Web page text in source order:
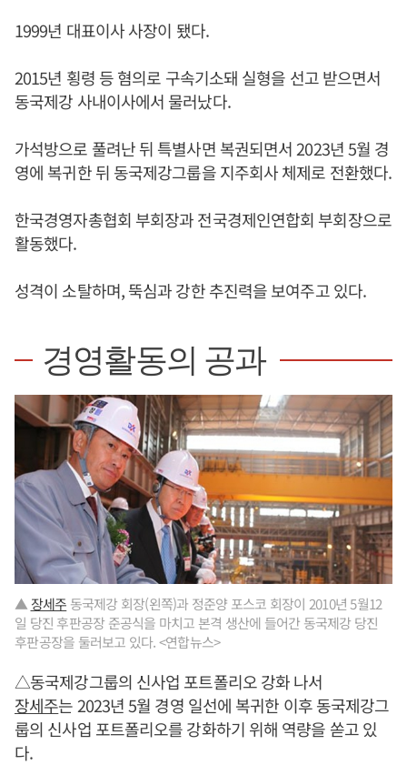
1999년 대표이사 사장이 됐다.
2015년 횡령 등 혐의로 구속기소돼 실형을 선고 받으면서
동국제강 사내이사에서 물러났다.
가석방으로 풀려난 뒤 특별사면 복권되면서 2023년 5월 경
영에 복귀한 뒤 동국제강그룹을 지주회사 체제로 전환했다.
한국경영자총협회 부회장과 전국경제인연합회 부회장으로
활동했다.
성격이 소탈하며, 뚝심과 강한 추진력을 보여주고 있다.
경영활동의 공과
▲ 장세주 동국제강 회장(왼쪽)과 정준양 포스코 회장이 2010년 5월12
일 당진 후판공장 준공식을 마치고 본격 생산에 들어간 동국제강 당진
후판공장을 둘러보고 있다. <연합뉴스>
△동국제강그룹의 신사업 포트폴리오 강화 나서
장세주는 2023년 5월 경영 일선에 복귀한 이후 동국제강그
룹의 신사업 포트폴리오를 강화하기 위해 역량을 쏟고 있
다.